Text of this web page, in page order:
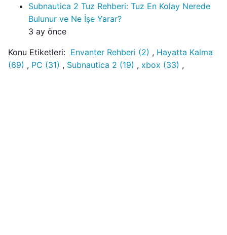
Subnautica 2 Tuz Rehberi: Tuz En Kolay Nerede
Bulunur ve Ne İşe Yarar?
3 ay önce
Konu Etiketleri: Envanter Rehberi (2) , Hayatta Kalma
(69) , PC (31) , Subnautica 2 (19) , xbox (33) ,